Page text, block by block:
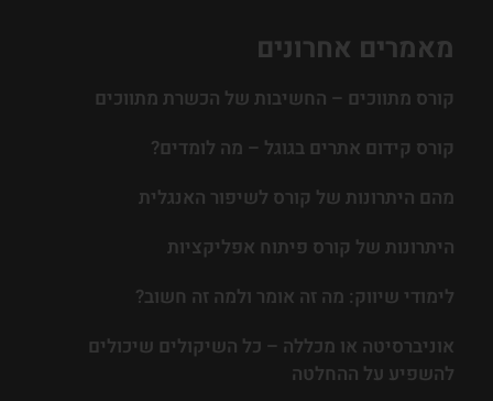
מאמרים אחרונים
קורס מתווכים – החשיבות של הכשרת מתווכים
קורס קידום אתרים בגוגל – מה לומדים?
מהם היתרונות של קורס לשיפור האנגלית
היתרונות של קורס פיתוח אפליקציות
לימודי שיווק: מה זה אומר ולמה זה חשוב?
אוניברסיטה או מכללה – כל השיקולים שיכולים
להשפיע על ההחלטה